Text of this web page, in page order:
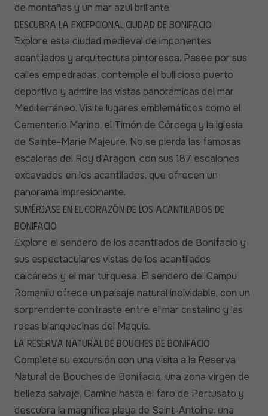
de montañas y un mar azul brillante.
Descubra la excepcional ciudad de Bonifacio
Explore esta ciudad medieval de imponentes
acantilados y arquitectura pintoresca. Pasee por sus
calles empedradas, contemple el bullicioso puerto
deportivo y admire las vistas panorámicas del mar
Mediterráneo. Visite lugares emblemáticos como el
Cementerio Marino, el Timón de Córcega y la iglesia
de Sainte-Marie Majeure. No se pierda las famosas
escaleras del Roy d'Aragon, con sus 187 escalones
excavados en los acantilados, que ofrecen un
panorama impresionante.
Sumérjase en el corazón de los acantilados de
Bonifacio
Explore el sendero de los acantilados de Bonifacio y
sus espectaculares vistas de los acantilados
calcáreos y el mar turquesa. El sendero del Campu
Romanilu ofrece un paisaje natural inolvidable, con un
sorprendente contraste entre el mar cristalino y las
rocas blanquecinas del Maquis.
La reserva natural de Bouches de Bonifacio
Complete su excursión con una visita a la Reserva
Natural de Bouches de Bonifacio, una zona virgen de
belleza salvaje. Camine hasta el faro de Pertusato y
descubra la magnífica playa de Saint-Antoine, una